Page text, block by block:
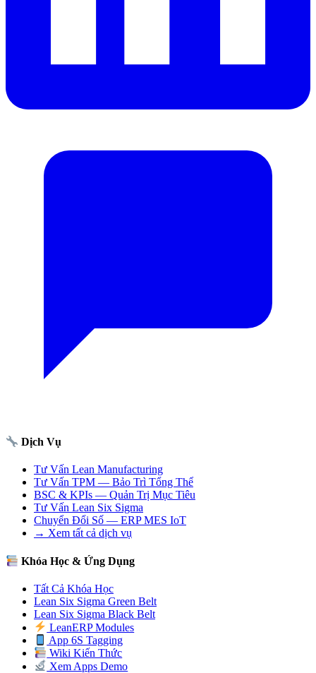
Dịch Vụ
Tư Vấn Lean Manufacturing
Tư Vấn TPM — Bảo Trì Tổng Thể
BSC & KPIs — Quản Trị Mục Tiêu
Tư Vấn Lean Six Sigma
Chuyển Đổi Số — ERP MES IoT
→ Xem tất cả dịch vụ
Khóa Học & Ứng Dụng
Tất Cả Khóa Học
Lean Six Sigma Green Belt
Lean Six Sigma Black Belt
LeanERP Modules
App 6S Tagging
Wiki Kiến Thức
Xem Apps Demo